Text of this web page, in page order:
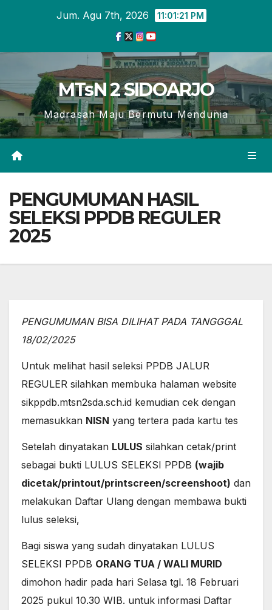
Jum. Agu 7th, 2026 11:01:22 PM
MTsN 2 SIDOARJO
Madrasah Maju Bermutu Mendunia
PENGUMUMAN HASIL
SELEKSI PPDB REGULER
2025
PENGUMUMAN BISA DILIHAT PADA TANGGGAL
18/02/2025
Untuk melihat hasil seleksi PPDB JALUR
REGULER silahkan membuka halaman website
sikppdb.mtsn2sda.sch.id kemudian cek dengan
memasukkan NISN yang tertera pada kartu tes
Setelah dinyatakan LULUS silahkan cetak/print
sebagai bukti LULUS SELEKSI PPDB (wajib
dicetak/printout/printscreen/screenshoot) dan
melakukan Daftar Ulang dengan membawa bukti
lulus seleksi,
Bagi siswa yang sudah dinyatakan LULUS
SELEKSI PPDB ORANG TUA / WALI MURID
dimohon hadir pada hari Selasa tgl. 18 Februari
2025 pukul 10.30 WIB. untuk informasi Daftar